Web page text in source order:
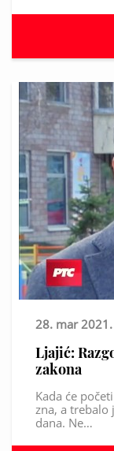
28. mar 2021.
Ljajić:
zakona
Kada će
zna, a trebalo
dana. Ne…